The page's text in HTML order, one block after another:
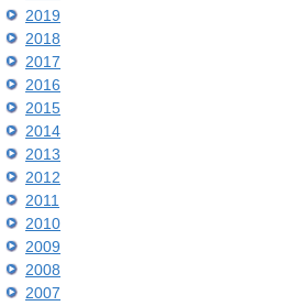
2019
2018
2017
2016
2015
2014
2013
2012
2011
2010
2009
2008
2007